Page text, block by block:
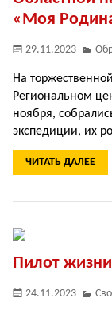
«Моя
29.11.2023
На
Региональном
ноября,
экспедиции, их
ЧИТАТЬ ДАЛЕЕ
Пилот жизни
24.11.2023